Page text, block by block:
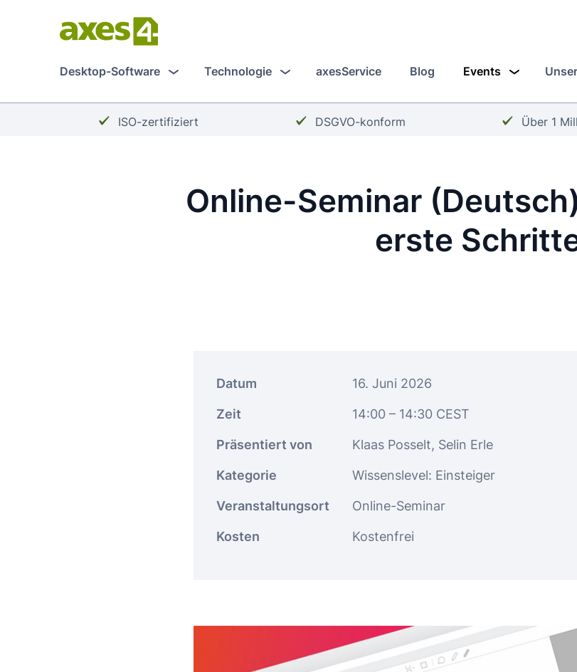
Hauptinhalt
Desktop-Software Technologie axesService Blog Events
Häkchen:
ISO-zertifiziert Häkchen:
DSGVO-konform Häkchen:
Über 1
Online-Seminar
erste
Datum
16. Juni 2026
Zeit
14:00 – 14:30 CEST
Präsentiert von
Klaas Posselt, Selin Erle
Kategorie
Wissenslevel: Einsteiger
Veranstaltungsort
Online-Seminar
Kosten
Kostenfrei